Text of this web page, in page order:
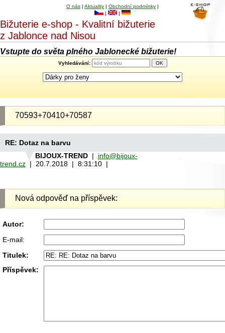
O nás | Aktuality | Obchodní podmínky |
|
|
Bižuterie e-shop - Kvalitní bižuterie
z Jablonce nad Nisou
Vstupte do světa plného Jablonecké bižuterie!
Vyhledávání:
70593+70410+70587
RE: Dotaz na barvu
BIJOUX-TREND | info@bijoux-
trend.cz | 20.7.2018 | 8:31:10 |
Nová odpověď na příspěvek:
Autor:
E-mail:
Titulek:
Příspěvek: